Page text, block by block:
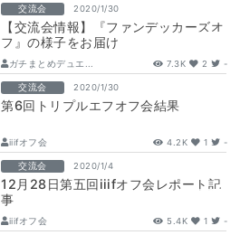
交流会 2020/1/30
【交流会情報】『ファンデッカーズオ
フ』の様子をお届け
ガチまとめデュエ... 7.3K 2 -
交流会 2020/1/30
第6回トリプルエフオフ会結果
iiifオフ会 4.2K 1 -
交流会 2020/1/4
12月28日第五回iiifオフ会レポート記
事
iiifオフ会 5.4K 1 -